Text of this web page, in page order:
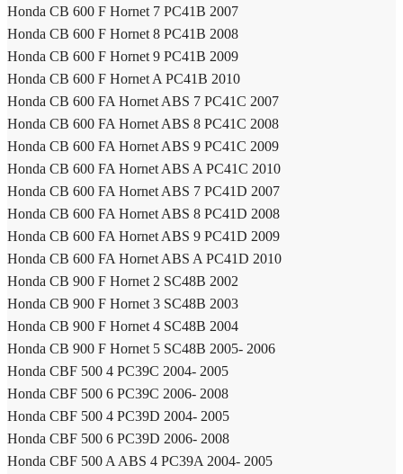
Honda CB 600 F Hornet 7 PC41B 2007
Honda CB 600 F Hornet 8 PC41B 2008
Honda CB 600 F Hornet 9 PC41B 2009
Honda CB 600 F Hornet A PC41B 2010
Honda CB 600 FA Hornet ABS 7 PC41C 2007
Honda CB 600 FA Hornet ABS 8 PC41C 2008
Honda CB 600 FA Hornet ABS 9 PC41C 2009
Honda CB 600 FA Hornet ABS A PC41C 2010
Honda CB 600 FA Hornet ABS 7 PC41D 2007
Honda CB 600 FA Hornet ABS 8 PC41D 2008
Honda CB 600 FA Hornet ABS 9 PC41D 2009
Honda CB 600 FA Hornet ABS A PC41D 2010
Honda CB 900 F Hornet 2 SC48B 2002
Honda CB 900 F Hornet 3 SC48B 2003
Honda CB 900 F Hornet 4 SC48B 2004
Honda CB 900 F Hornet 5 SC48B 2005- 2006
Honda CBF 500 4 PC39C 2004- 2005
Honda CBF 500 6 PC39C 2006- 2008
Honda CBF 500 4 PC39D 2004- 2005
Honda CBF 500 6 PC39D 2006- 2008
Honda CBF 500 A ABS 4 PC39A 2004- 2005